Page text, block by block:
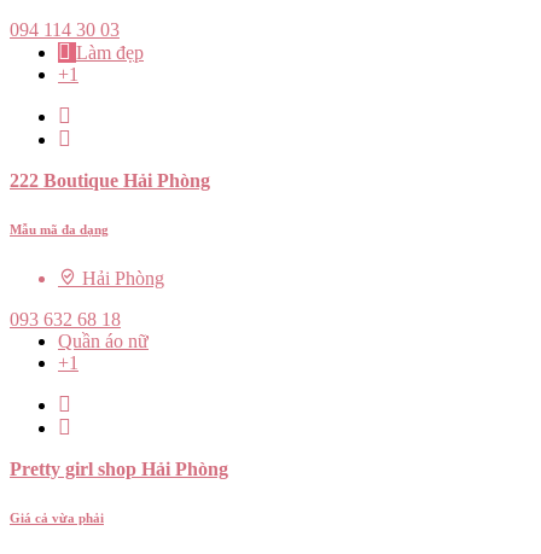
094 114 30 03
Làm đẹp
+1
222 Boutique Hải Phòng
Mẫu mã đa dạng
Hải Phòng
093 632 68 18
Quần áo nữ
+1
Pretty girl shop Hải Phòng
Giá cả vừa phải